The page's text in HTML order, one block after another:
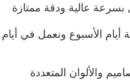
بسرعة عالية ودقة ممتازة
على مدار 24 ساعة وطيلة أيام الأسبوع ونعمل في أيام
والألوان المتعددة